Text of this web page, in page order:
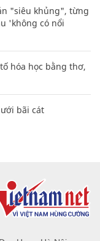
"siêu khủng", từng
'không có nổi
hóa học bằng thơ,
bãi cát